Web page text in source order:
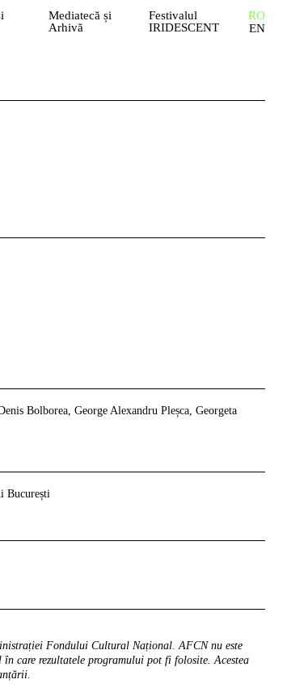
Mediatecă și
Arhivă
Festivalul
IRIDESCENT
RO
EN
Bolborea, George Alexandru Pleșca, Georgeta
București
Fondului Cultural Național. AFCN nu este
care rezultatele programului pot fi folosite. Acestea